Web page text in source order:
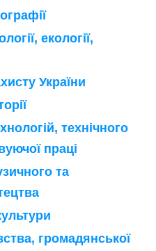
екології,
України
технічного
праці
та
громадянської